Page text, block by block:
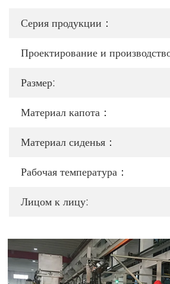
Серия продукции：
Проектирование и
Размер:
Материал капота：
Материал сиденья：
Рабочая температура：
Лицом к лицу: